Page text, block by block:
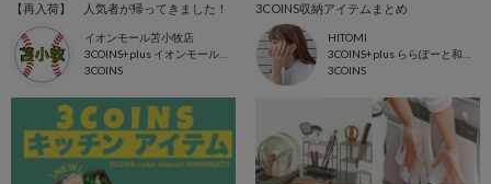
【再入荷】 人気者が帰ってきました！
イオンモール苫小牧店
3COINS+plus イオンモール苫小牧店
3COINS
3COINS収納アイテムまとめ
HITOMI
3COINS